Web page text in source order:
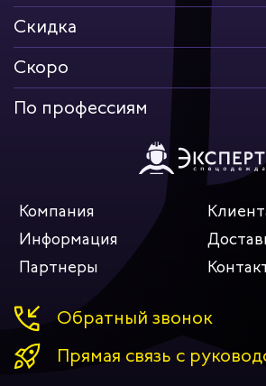
Скидка
Скоро
По профессиям
Компания
Информация
Партнеры
Обратный звонок
Прямая связь с